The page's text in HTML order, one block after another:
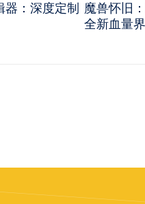
器：深度定制
魔兽怀旧
全新血量